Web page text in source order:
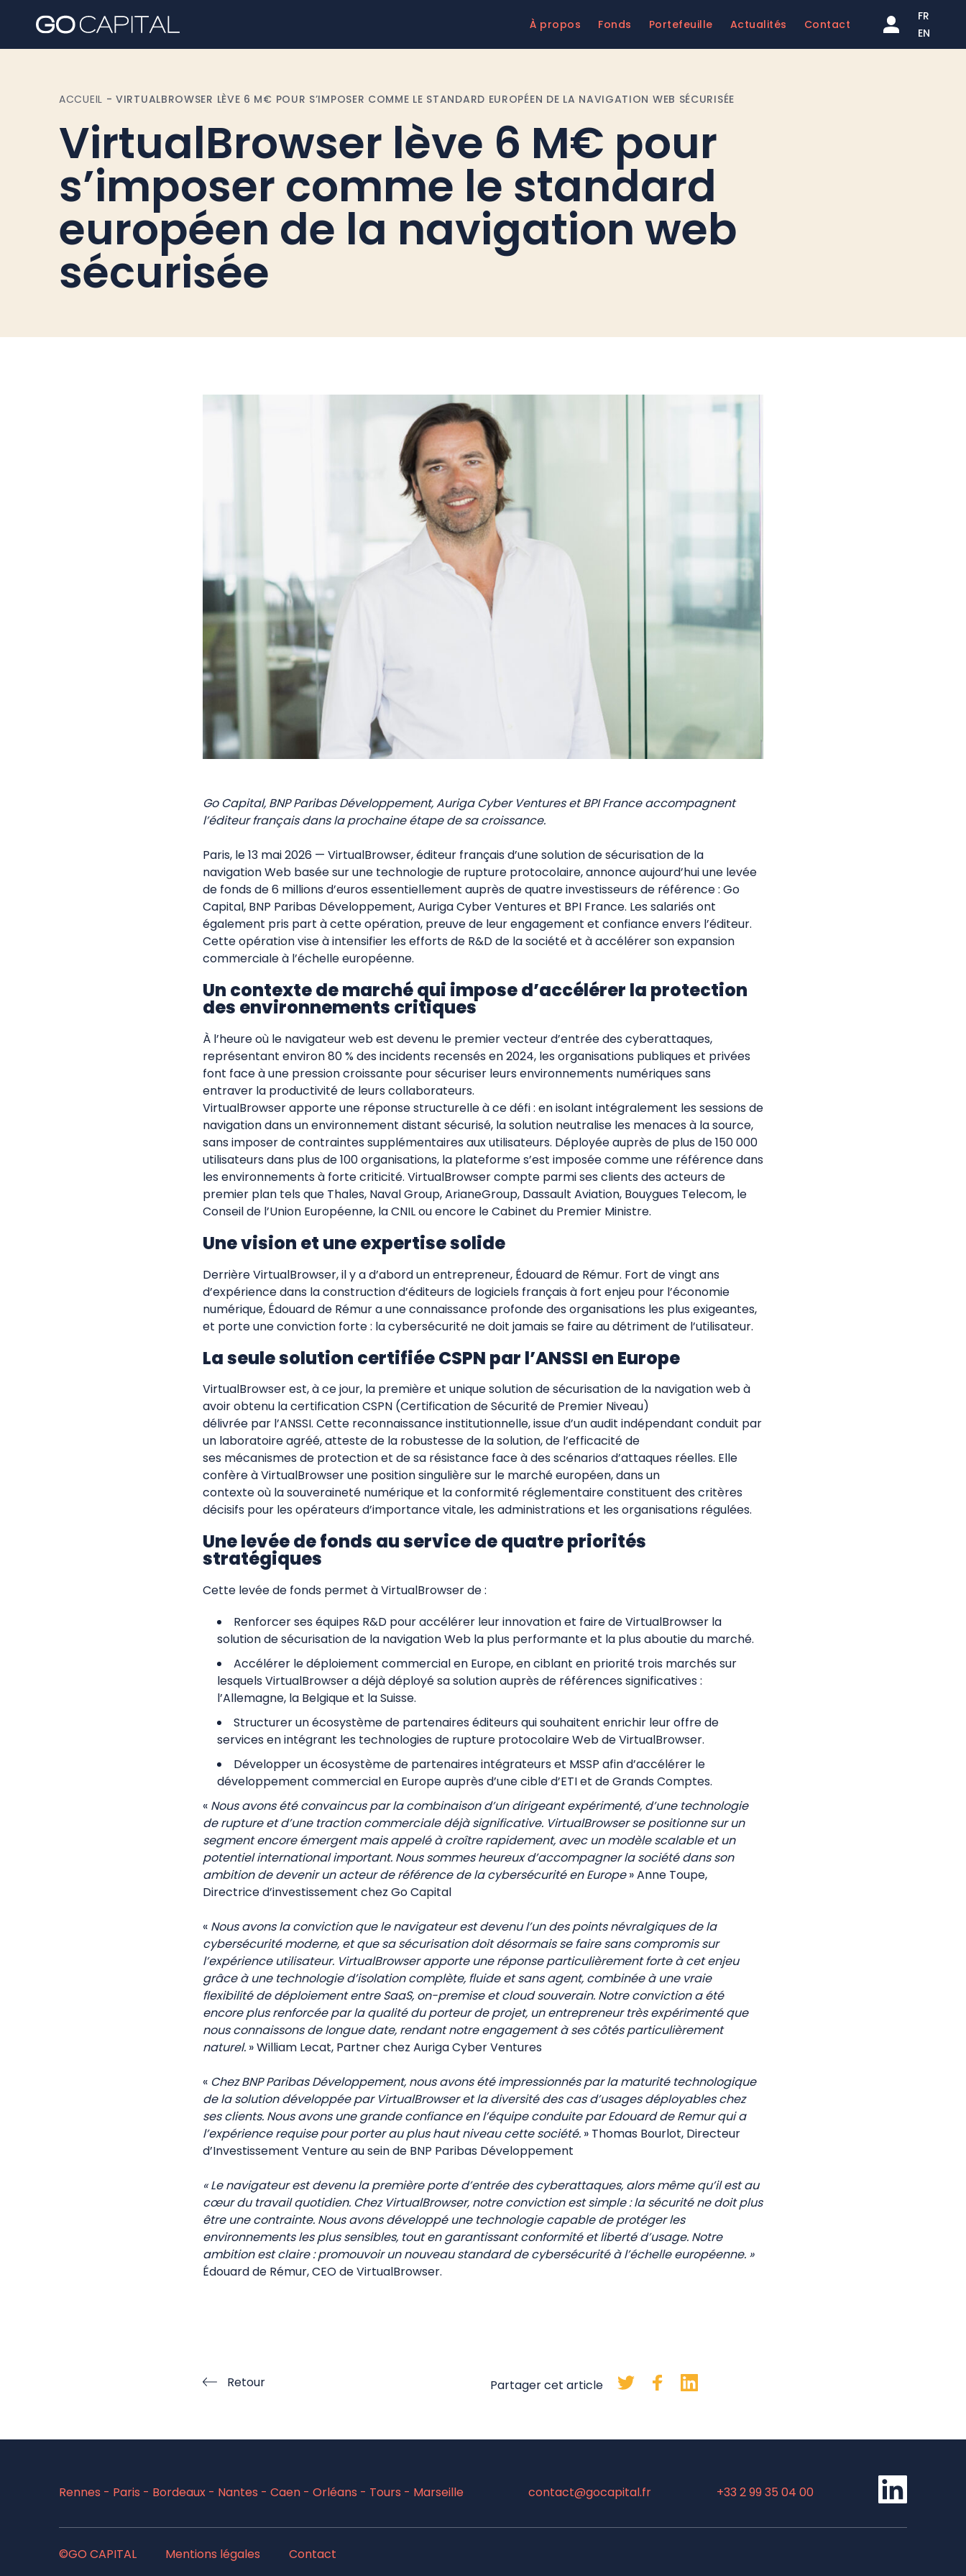
À propos Fonds Portefeuille Actualités Contact
FR
EN
ACCUEIL -VIRTUALBROWSER LÈVE 6 M€ POUR S’IMPOSER COMME LE STANDARD EUROPÉEN DE LA NAVIGATION WEB SÉCURISÉE
VirtualBrowser lève 6 M€ pour
s’imposer comme le standard
européen de la navigation web
sécurisée
Go Capital, BNP Paribas Développement, Auriga Cyber Ventures et BPI France accompagnent
l’éditeur français dans la prochaine étape de sa croissance.
Paris, le 13 mai 2026 — VirtualBrowser, éditeur français d’une solution de sécurisation de la
navigation Web basée sur une technologie de rupture protocolaire, annonce aujourd’hui une levée
de fonds de 6 millions d’euros essentiellement auprès de quatre investisseurs de référence : Go
Capital, BNP Paribas Développement, Auriga Cyber Ventures et BPI France. Les salariés ont
également pris part à cette opération, preuve de leur engagement et confiance envers l’éditeur.
Cette opération vise à intensifier les efforts de R&D de la société et à accélérer son expansion
commerciale à l’échelle européenne.
Un contexte de marché qui impose d’accélérer la protection
des environnements critiques
À l’heure où le navigateur web est devenu le premier vecteur d’entrée des cyberattaques,
représentant environ 80 % des incidents recensés en 2024, les organisations publiques et privées
font face à une pression croissante pour sécuriser leurs environnements numériques sans
entraver la productivité de leurs collaborateurs.
VirtualBrowser apporte une réponse structurelle à ce défi : en isolant intégralement les sessions de
navigation dans un environnement distant sécurisé, la solution neutralise les menaces à la source,
sans imposer de contraintes supplémentaires aux utilisateurs. Déployée auprès de plus de 150 000
utilisateurs dans plus de 100 organisations, la plateforme s’est imposée comme une référence dans
les environnements à forte criticité. VirtualBrowser compte parmi ses clients des acteurs de
premier plan tels que Thales, Naval Group, ArianeGroup, Dassault Aviation, Bouygues Telecom, le
Conseil de l’Union Européenne, la CNIL ou encore le Cabinet du Premier Ministre.
Une vision et une expertise solide
Derrière VirtualBrowser, il y a d’abord un entrepreneur, Édouard de Rémur. Fort de vingt ans
d’expérience dans la construction d’éditeurs de logiciels français à fort enjeu pour l’économie
numérique, Édouard de Rémur a une connaissance profonde des organisations les plus exigeantes,
et porte une conviction forte : la cybersécurité ne doit jamais se faire au détriment de l’utilisateur.
La seule solution certifiée CSPN par l’ANSSI en Europe
VirtualBrowser est, à ce jour, la première et unique solution de sécurisation de la navigation web à
avoir obtenu la certification CSPN (Certification de Sécurité de Premier Niveau)
délivrée par l’ANSSI. Cette reconnaissance institutionnelle, issue d’un audit indépendant conduit par
un laboratoire agréé, atteste de la robustesse de la solution, de l’efficacité de
ses mécanismes de protection et de sa résistance face à des scénarios d’attaques réelles. Elle
confère à VirtualBrowser une position singulière sur le marché européen, dans un
contexte où la souveraineté numérique et la conformité réglementaire constituent des critères
décisifs pour les opérateurs d’importance vitale, les administrations et les organisations régulées.
Une levée de fonds au service de quatre priorités
stratégiques
Cette levée de fonds permet à VirtualBrowser de :
Renforcer ses équipes R&D pour accélérer leur innovation et faire de VirtualBrowser la
solution de sécurisation de la navigation Web la plus performante et la plus aboutie du marché.
Accélérer le déploiement commercial en Europe, en ciblant en priorité trois marchés sur
lesquels VirtualBrowser a déjà déployé sa solution auprès de références significatives :
l’Allemagne, la Belgique et la Suisse.
Structurer un écosystème de partenaires éditeurs qui souhaitent enrichir leur offre de
services en intégrant les technologies de rupture protocolaire Web de VirtualBrowser.
Développer un écosystème de partenaires intégrateurs et MSSP afin d’accélérer le
développement commercial en Europe auprès d’une cible d’ETI et de Grands Comptes.
« Nous avons été convaincus par la combinaison d’un dirigeant expérimenté, d’une technologie
de rupture et d’une traction commerciale déjà significative. VirtualBrowser sepositionne sur un
segment encore émergent mais appelé à croître rapidement, avec un modèle scalable et un
potentiel international important. Nous sommes heureuxd’accompagner la société dans son
ambition de devenir un acteur de référence de la cybersécurité en Europe» Anne Toupe,
Directrice d’investissement chez Go Capital
« Nous avons la conviction que le navigateur est devenu l’un des points névralgiques de la
cybersécurité moderne, et que sa sécurisation doit désormais se faire sans compromis sur
l’expérience utilisateur. VirtualBrowser apporte une réponse particulièrement forte à cet enjeu
grâce à une technologie d’isolation complète, fluide et sans agent, combinée à une vraie
flexibilité de déploiement entre SaaS, on-premise et cloud souverain. Notre conviction a été
encore plus renforcée par la qualité du porteur de projet, un entrepreneur très expérimenté que
nous connaissons de longue date, rendant notre engagement à ses côtés particulièrement
naturel. » William Lecat, Partner chez Auriga Cyber Ventures
« Chez BNP Paribas Développement, nous avons été impressionnés par la maturité technologique
de la solution développée par VirtualBrowser et la diversité des cas d’usages déployables chez
ses clients. Nous avons une grande confiance en l’équipe conduite par Edouard de Remur qui a
l’expérience requise pour porter au plus haut niveau cette société. » Thomas Bourlot, Directeur
d’Investissement Venture au sein de BNP Paribas Développement
« Le navigateur est devenu la première porte d’entrée des cyberattaques, alors même qu’il est au
cœur du travail quotidien. Chez VirtualBrowser, notre conviction est simple : la sécurité ne doit plus
être une contrainte. Nous avons développé une technologie capable de protéger les
environnements les plus sensibles, tout en garantissant conformité et liberté d’usage. Notre
ambition est claire : promouvoir un nouveau standard de cybersécurité à l’échelle européenne. »
Édouard de Rémur, CEO de VirtualBrowser.
Retour Partager cet article
Rennes - Paris - Bordeaux - Nantes - Caen - Orléans - Tours - Marseille contact@gocapital.fr +33 2 99 35 04 00
©GO CAPITAL Mentions légales Contact